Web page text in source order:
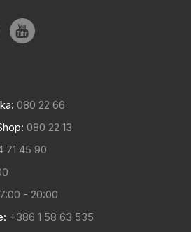
080 22 66
080 22 13
71 45 90
7:00 - 20:00
+386 1 58 63 535